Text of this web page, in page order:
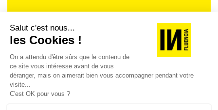
JE M'ABONNE 1 AN - 4 NUM.
JE DÉCOUVRE LES NUMÉROS PRÉCÉDENTS